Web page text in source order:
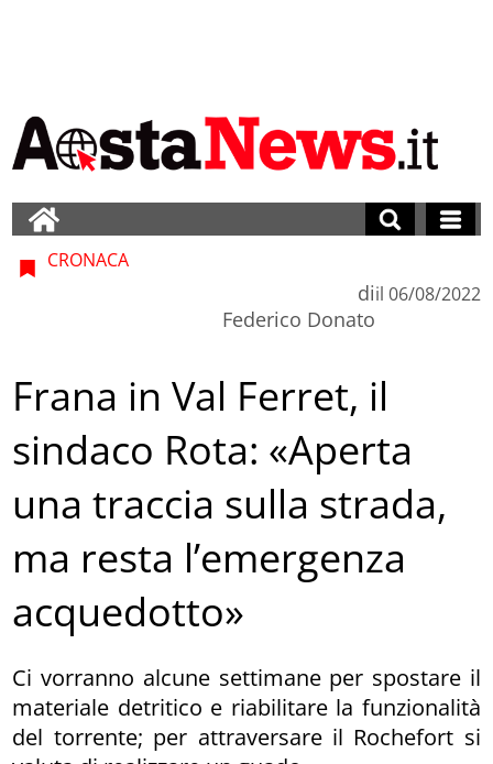
CRONACA
di
Federico Donato
il 06/08/2022
Frana in Val Ferret, il
sindaco Rota: «Aperta
una traccia sulla strada,
ma resta l’emergenza
acquedotto»
Ci vorranno alcune settimane per spostare il
materiale detritico e riabilitare la funzionalità
del torrente; per attraversare il Rochefort si